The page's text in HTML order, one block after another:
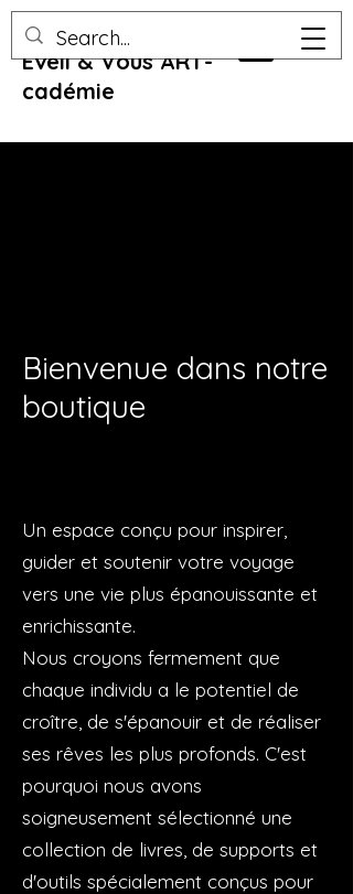
Eveil & Vous ART-
cadémie
Bienvenue dans notre
boutique
Un espace conçu pour inspirer,
guider et soutenir votre voyage
vers une vie plus épanouissante et
enrichissante.
Nous croyons fermement que
chaque individu a le potentiel de
croître, de s'épanouir et de réaliser
ses rêves les plus profonds. C'est
pourquoi nous avons
soigneusement sélectionné une
collection de livres, de supports et
d'outils spécialement conçus pour